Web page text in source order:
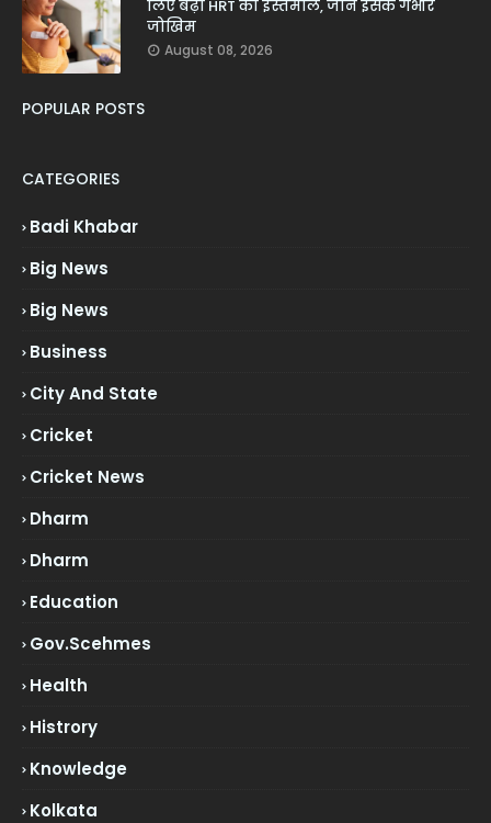
लिए बढ़ा HRT का इस्तेमाल, जानें इसके गंभीर
जोखिम
August 08, 2026
POPULAR POSTS
CATEGORIES
Badi Khabar
Big News
Big News
Business
City And State
Cricket
Cricket News
Dharm
Dharm
Education
Gov.scehmes
Health
Histrory
Knowledge
Kolkata